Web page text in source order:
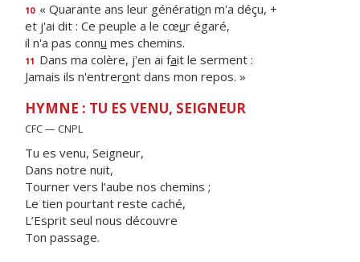
10 « Quarante ans leur génération m'a déçu, +
et j'ai dit : Ce peuple a le cœur égaré,
il n'a pas connu mes chemins.
11 Dans ma colère, j'en ai fait le serment :
Jamais ils n'entreront dans mon repos. »
HYMNE : TU ES VENU, SEIGNEUR
CFC — CNPL
Tu es venu, Seigneur,
Dans notre nuit,
Tourner vers l’aube nos chemins ;
Le tien pourtant reste caché,
L’Esprit seul nous découvre
Ton passage.